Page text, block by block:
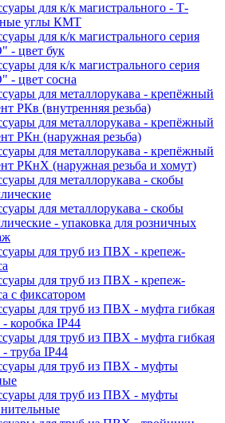
для к/к магистрального - Т-
углы КМТ
для к/к магистрального серия
- цвет бук
для к/к магистрального серия
- цвет сосна
для металлорукава - крепёжный
РКв (внутренняя резьба)
для металлорукава - крепёжный
РКн (наружная резьба)
для металлорукава - крепёжный
РКнХ (наружная резьба и хомут)
для металлорукава - скобы
для металлорукава - скобы
- упаковка для розничных
для труб из ПВХ - крепеж-
для труб из ПВХ - крепеж-
с фиксатором
для труб из ПВХ - муфта гибкая
- коробка IP44
для труб из ПВХ - муфта гибкая
- труба IP44
для труб из ПВХ - муфты
для труб из ПВХ - муфты